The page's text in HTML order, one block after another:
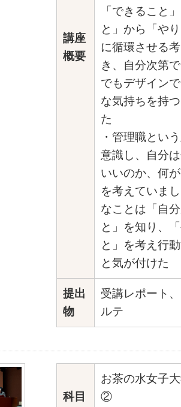
講座
概要
「できること
と」から「や
に循環させる
き、自分次第
でもデザイン
な気持ちを持
た
・管理職とい
意識し、自分
いいのか、何
を考えていま
なことは「自
と」を知り、
と」を考え行
と気が付けた
提出
物
受講レポート
ルテ
科目
お茶の水女子